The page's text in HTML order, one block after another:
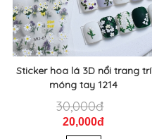
Sticker hoa lá 3D nổi trang trí
móng tay 1214
30,000đ
20,000đ